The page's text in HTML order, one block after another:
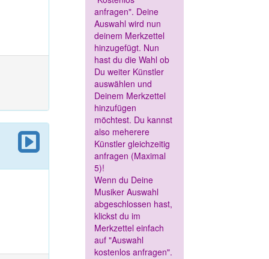
anfragen". Deine
Auswahl wird nun
deinem Merkzettel
hinzugefügt. Nun
hast du die Wahl ob
Du weiter Künstler
auswählen und
Deinem Merkzettel
hinzufügen
möchtest. Du kannst
also meherere
Künstler gleichzeitig
anfragen (Maximal
5)!
Wenn du Deine
Musiker Auswahl
abgeschlossen hast,
klickst du im
Merkzettel einfach
auf "Auswahl
kostenlos anfragen".